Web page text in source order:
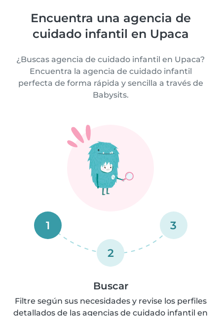
Encuentra una agencia de
cuidado infantil en Upaca
¿Buscas agencia de cuidado infantil en Upaca?
Encuentra la agencia de cuidado infantil
perfecta de forma rápida y sencilla a través de
Babysits.
1
2
3
Buscar
Filtre según sus necesidades y revise los perfiles
detallados de las agencias de cuidado infantil en